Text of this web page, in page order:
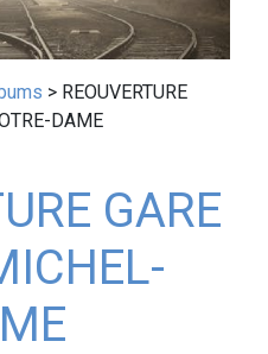
REOUVERTURE
DAME
GARE